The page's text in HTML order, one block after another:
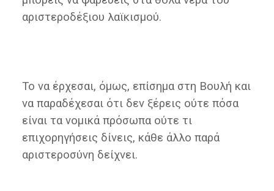
αριστεροδέξιου λαϊκισμού.
Το να έρχεσαι, όμως, επίσημα στη Βουλή και
να παραδέχεσαι ότι δεν ξέρεις ούτε πόσα
είναι τα νομικά πρόσωπα ούτε τι
επιχορηγήσεις δίνεις, κάθε άλλο παρά
αριστεροσύνη δείχνει.